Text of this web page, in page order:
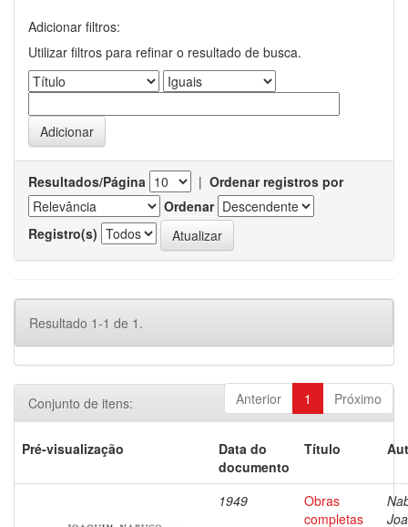
Adicionar filtros:
Utilizar filtros para refinar o resultado de busca.
Resultados/Página | Ordenar registros por
Ordenar
Registro(s)
Resultado 1-1 de 1.
Anterior 1 Próximo
Conjunto de itens:
Pré-visualização
Data do
documento
Título
1949
Obras
completas